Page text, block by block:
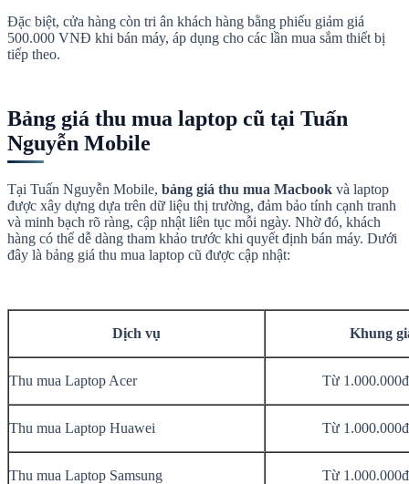
Đặc biệt, cửa hàng còn tri ân khách hàng bằng phiếu giảm giá
500.000 VNĐ khi bán máy, áp dụng cho các lần mua sắm thiết bị
tiếp theo.
Bảng giá thu mua laptop cũ tại Tuấn
Nguyễn Mobile
Tại Tuấn Nguyễn Mobile, bảng giá thu mua Macbook và laptop
được xây dựng dựa trên dữ liệu thị trường, đảm bảo tính cạnh tranh
và minh bạch rõ ràng, cập nhật liên tục mỗi ngày. Nhờ đó, khách
hàng có thể dễ dàng tham khảo trước khi quyết định bán máy. Dưới
đây là bảng giá thu mua laptop cũ được cập nhật:
Dịch vụ Khung
Thu mua Laptop Acer Từ
Thu mua Laptop Huawei Từ
Thu mua Laptop Samsung Từ